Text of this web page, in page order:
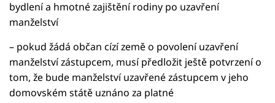
bydlení a hmotné zajištění rodiny po uzavření
manželství
– pokud žádá občan cízí země o povolení uzavření
manželství zástupcem, musí předložit ještě potvrzení o
tom, že bude manželství uzavřené zástupcem v jeho
domovském státě uznáno za platné